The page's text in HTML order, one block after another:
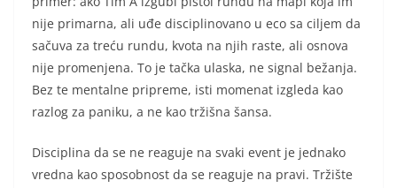
nije primarna, ali uđe disciplinovano u eco sa ciljem da
sačuva za treću rundu, kvota na njih raste, ali osnova
nije promenjena. To je tačka ulaska, ne signal bežanja.
Bez te mentalne pripreme, isti momenat izgleda kao
razlog za paniku, a ne kao tržišna šansa.
Disciplina da se ne reaguje na svaki event je jednako
vredna kao sposobnost da se reaguje na pravi. Tržište